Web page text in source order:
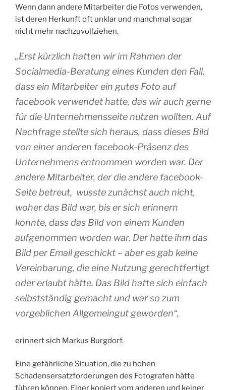
Wenn dann andere Mitarbeiter die Fotos verwenden,
ist deren Herkunft oft unklar und manchmal sogar
nicht mehr nachzuvollziehen.
„Erst kürzlich hatten wir im Rahmen der
Socialmedia-Beratung eines Kunden den Fall,
dass ein Mitarbeiter ein gutes Foto auf
facebook verwendet hatte, das wir auch gerne
für die Unternehmensseite nutzen wollten. Auf
Nachfrage stellte sich heraus, dass dieses Bild
von einer anderen facebook-Präsenz des
Unternehmens entnommen worden war. Der
andere Mitarbeiter, der die andere facebook-
Seite betreut, wusste zunächst auch nicht,
woher das Bild war, bis er sich erinnern
konnte, dass das Bild von einem Kunden
aufgenommen worden war. Der hatte ihm das
Bild per Email geschickt – aber es gab keine
Vereinbarung, die eine Nutzung gerechtfertigt
oder erlaubt hätte. Das Bild hatte sich einfach
selbstständig gemacht und war so zum
vorgeblichen Allgemeingut geworden“,
erinnert sich Markus Burgdorf.
Eine gefährliche Situation, die zu hohen
Schadensersatzforderungen des Fotografen hätte
führen können. Einer kopiert vom anderen und keiner